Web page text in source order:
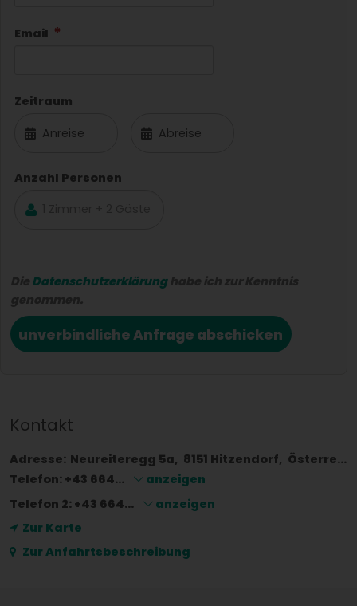
Email
Zeitraum
Anzahl Personen
Die Datenschutzerklärunghabe ich zur Kenntnis
genommen.
unverbindliche Anfrage abschicken
Kontakt
Adresse: Neureiteregg 5a 8151 Hitzendorf
Österreich
Telefon: +43 664...
anzeigen
Telefon 2: +43 664...
anzeigen
Zur Karte
Zur Anfahrtsbeschreibung